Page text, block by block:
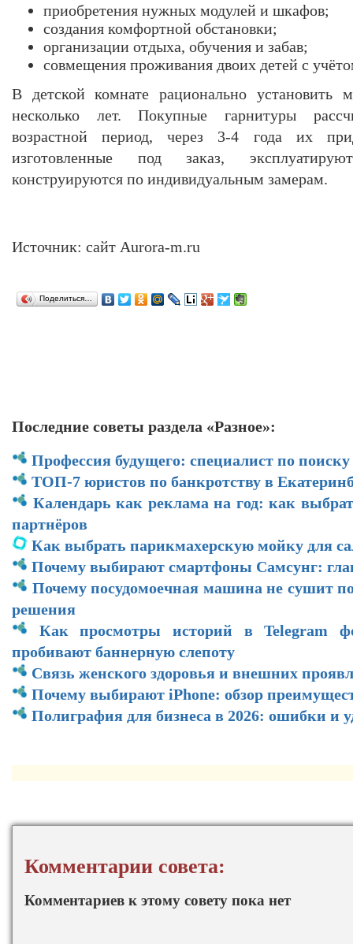
приобретения нужных модулей и шкафов;
создания комфортной обстановки;
организации отдыха, обучения и забав;
совмещения проживания двоих детей с
В детской комнате рационально установить
несколько лет. Покупные гарнитуры
возрастной период, через 3-4 года их
изготовленные под заказ,
конструируются по индивидуальным замерам.
Источник: сайт Aurora-m.ru
Поделиться…
Последние советы раздела «Разное»:
Профессия будущего: специалист по
ТОП-7 юристов по банкротству в
Календарь как реклама на год: как
партнёров
Как выбрать парикмахерскую мойку для
Почему выбирают смартфоны Самсунг:
Почему посудомоечная машина не сушит
решения
Как просмотры историй в Telegram
пробивают баннерную слепоту
Связь женского здоровья и внешних
Почему выбирают iPhone: обзор
Полиграфия для бизнеса в 2026: ошибки и
Комментарии совета:
Комментариев к этому совету пока нет